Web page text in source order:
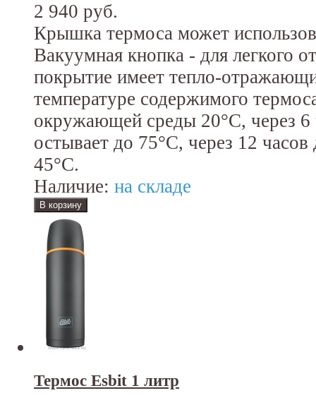
2 940 руб.
Крышка термоса может
Вакуумная кнопка - для легкого
покрытие имеет тепло-
температуре содержимого
окружающей среды 20°C, через 6
остывает до 75°C, через 12
45°C.
Наличие: на складе
Термос Esbit 1 литр